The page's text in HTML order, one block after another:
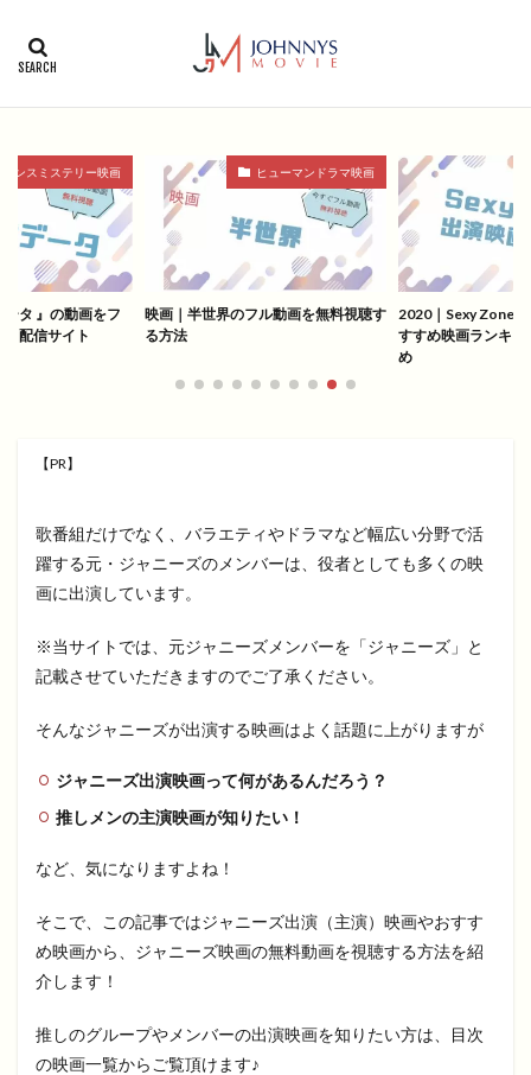
ヒューマンドラマ映画
動画を無料視聴す
映画
2020｜Sexy Zoneメンバー出演のお
すすめ映画ランキングと作品一覧まと
ヒ
映画『花よりもなほ
で無料視聴できる配
【PR】
歌番組だけでなく、バラエティやドラマなど幅広い分野で活
躍する元・ジャニーズのメンバーは、役者としても多くの映
画に出演しています。
※当サイトでは、元ジャニーズメンバーを「ジャニーズ」と
記載させていただきますのでご了承ください。
そんなジャニーズが出演する映画はよく話題に上がりますが
ジャニーズ出演映画って何があるんだろう？
推しメンの主演映画が知りたい！
など、気になりますよね！
そこで、この記事ではジャニーズ出演（主演）映画やおすす
め映画から、ジャニーズ映画の無料動画を視聴する方法を紹
介します！
推しのグループやメンバーの出演映画を知りたい方は、目次
の映画一覧からご覧頂けます♪
タグ
2006年
2008年 2012年
2013年
2014年
2015年 2016年
2017年
2018年
2019年 アクション
アニメ映画
コメディ
コメディー
コメディー映画
ヒューマンドラマ